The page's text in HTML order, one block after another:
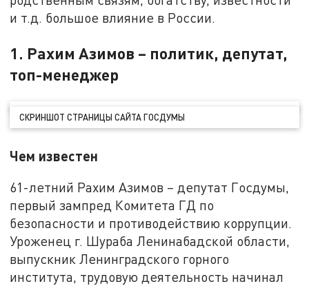
и т.д. большое влияние в России.
1. Рахим Азимов – политик, депутат,
топ-менеджер
СКРИНШОТ СТРАНИЦЫ САЙТА ГОСДУМЫ
Чем известен
61-летний Рахим Азимов – депутат Госдумы,
первый зампред Комитета ГД по
безопасности и противодействию коррупции.
Уроженец г. Шураба Ленинабадской области,
выпускник Ленинградского горного
института, трудовую деятельность начинал